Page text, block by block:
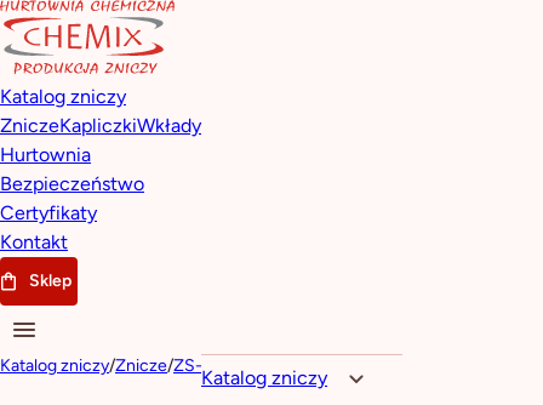
Katalog zniczy
ZniczeKapliczkiWkłady
Hurtownia
Bezpieczeństwo
Certyfikaty
Kontakt
Sklep
Katalog zniczy
Katalog zniczy/Znicze/ZS-464